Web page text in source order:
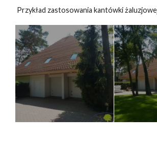
Przykład zastosowania kantówki